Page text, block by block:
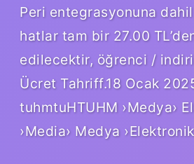
Peri entegrasyonuna
hatlar tam bir 27.00
edilecektir, öğrenci /
Ücret Tahriff.18 Ocak
tuhmtuHTUHM ›Medya›
›Media› Medya